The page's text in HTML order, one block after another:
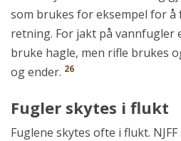
som brukes for eksempel for å
retning. For jakt på vannfugler
bruke hagle, men rifle brukes
og ender. 26
Fugler skytes i flukt
Fuglene skytes ofte i flukt.